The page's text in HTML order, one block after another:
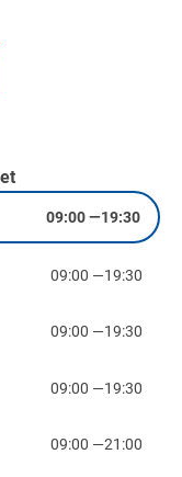
09:00—19:30
09:00 —19:30
09:00 —19:30
09:00 —19:30
09:00 —21:00